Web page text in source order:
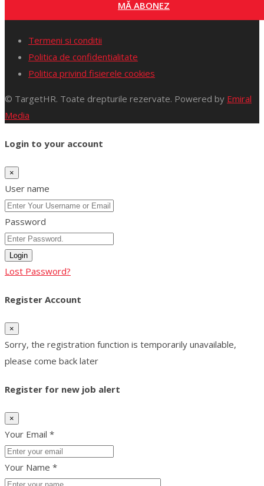
MĂ ABONEZ
Termeni si conditii
Politica de confidentialitate
Politica privind fisierele cookies
© TargetHR. Toate drepturile rezervate. Powered by Emiral
Media
Login to your account
×
User name
Password
Login
Lost Password?
Register Account
×
Sorry, the registration function is temporarily unavailable,
please come back later
Register for new job alert
×
Your Email *
Your Name *